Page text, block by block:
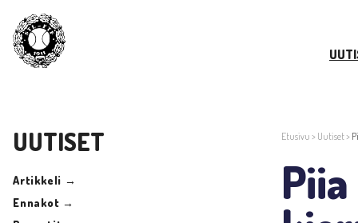
UUTISET
Artikkeli →
Ennakot →
Etusivu > Uutiset>